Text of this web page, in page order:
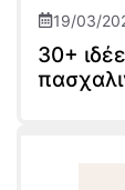
19/03/
30+